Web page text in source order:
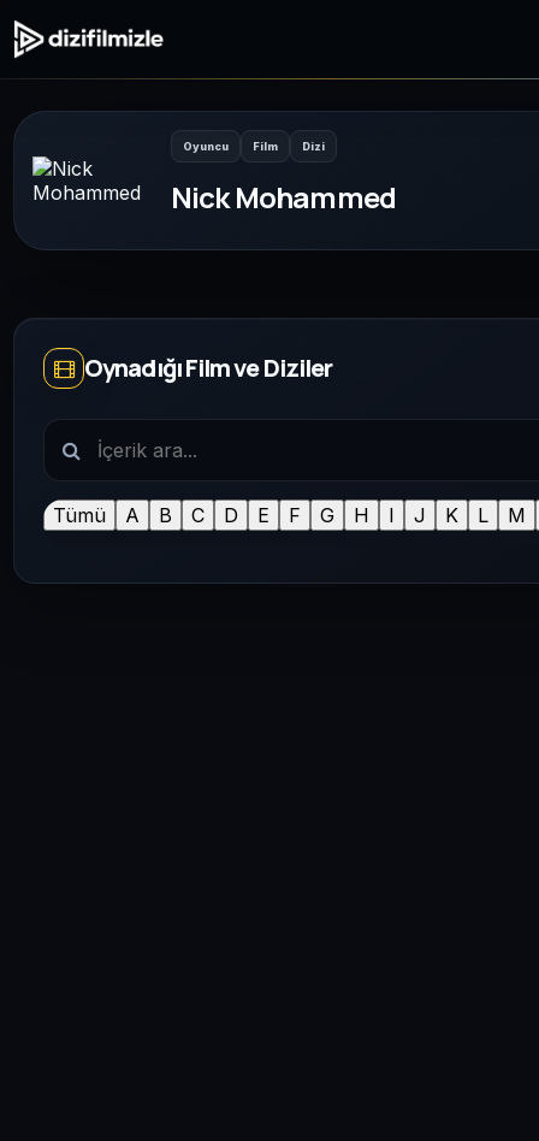
Oyuncu Film Dizi
Nick Mohammed
Oynadığı Film ve Diziler
Tümü A B C D E F G H I J K L M